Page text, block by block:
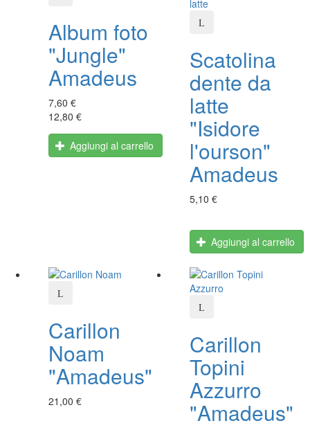
Album foto
"Jungle"
Amadeus
7,60 €
12,80 €
Aggiungi al carrello
Scatolina
dente da
latte
"Isidore
l'ourson"
Amadeus
5,10 €
Aggiungi al carrello
Carillon
Noam
"Amadeus"
21,00 €
Carillon
Topini
Azzurro
"Amadeus"